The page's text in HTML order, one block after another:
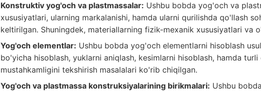
Konstruktiv yog'och va plastmassalar: Ushbu bobda yog'och va
xususiyatlari, ularning markalanishi, hamda ularni qurilishda qo'llash
keltirilgan. Shuningdek, materiallarning fizik-mexanik xususiyatlari va
Yog'och elementlar: Ushbu bobda yog'och elementlarni hisoblash
bo'yicha hisoblash, yuklarni aniqlash, kesimlarni hisoblash, hamda turli
mustahkamligini tekshirish masalalari ko'rib chiqilgan.
Yog'och va plastmassa konstruksiyalarining birikmalari: Ushbu